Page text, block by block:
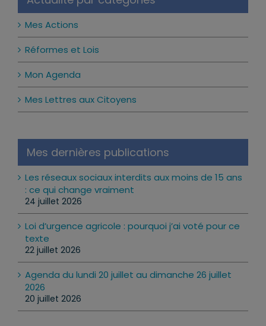
Mes Actions
Réformes et Lois
Mon Agenda
Mes Lettres aux Citoyens
Mes dernières publications
Les réseaux sociaux interdits aux moins de 15 ans
: ce qui change vraiment
24 juillet 2026
Loi d’urgence agricole : pourquoi j’ai voté pour ce
texte
22 juillet 2026
Agenda du lundi 20 juillet au dimanche 26 juillet
2026
20 juillet 2026